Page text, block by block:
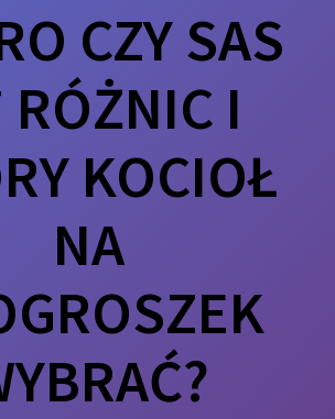
CZY SAS
RÓŻNIC I
KOCIOŁ
NA